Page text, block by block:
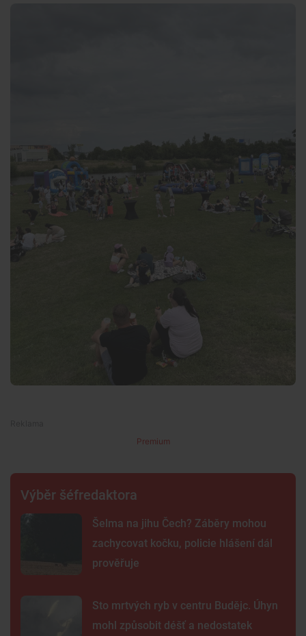
Premium
Výběr šéfredaktora
Šelma na jihu Čech? Záběry mohou
zachycovat kočku, policie hlášení dál
prověřuje
Sto mrtvých ryb v centru Budějc. Úhyn
mohl způsobit déšť a nedostatek